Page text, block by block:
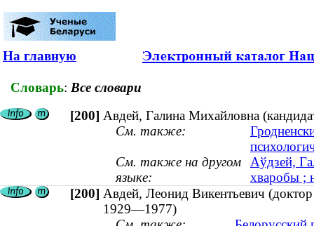
На главную
Словарь: Все словари
[200] Авдей, Галина Михайловна
См. также:
См. также на другом
языке:
Аўдзей,
хваробы ;
[200] Авдей, Леонид Викентьевич
1929—1977)